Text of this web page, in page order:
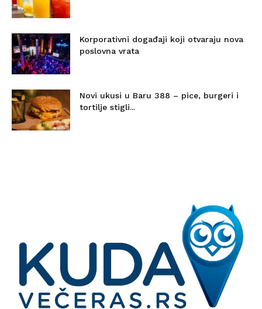
Korporativni događaji koji otvaraju nova
poslovna vrata
Novi ukusi u Baru 388 – pice, burgeri i
tortilje stigli...